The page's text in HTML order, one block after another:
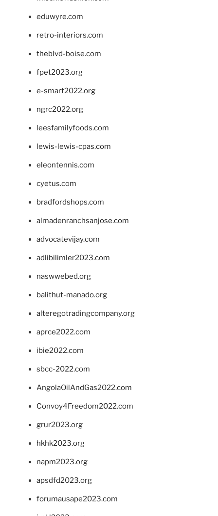
eduwyre.com
retro-interiors.com
theblvd-boise.com
fpet2023.org
e-smart2022.org
ngrc2022.org
leesfamilyfoods.com
lewis-lewis-cpas.com
eleontennis.com
cyetus.com
bradfordshops.com
almadenranchsanjose.com
advocatevijay.com
adlibilimler2023.com
naswwebed.org
balithut-manado.org
alteregotradingcompany.org
aprce2022.com
ibie2022.com
sbcc-2022.com
AngolaOilAndGas2022.com
Convoy4Freedom2022.com
grur2023.org
hkhk2023.org
napm2023.org
apsdfd2023.org
forumausape2023.com